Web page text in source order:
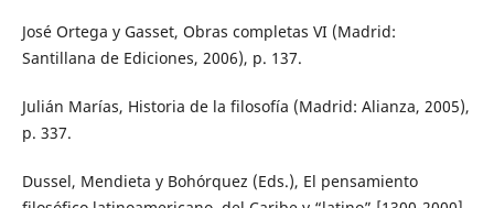
José Ortega y Gasset, Obras completas VI (Madrid:
Santillana de Ediciones, 2006), p. 137.
Julián Marías, Historia de la filosofía (Madrid: Alianza, 2005),
p. 337.
Dussel, Mendieta y Bohórquez (Eds.), El pensamiento